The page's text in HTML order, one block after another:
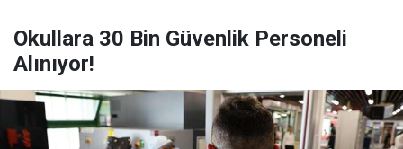
Okullara 30 Bin Güvenlik Personeli
Alınıyor!